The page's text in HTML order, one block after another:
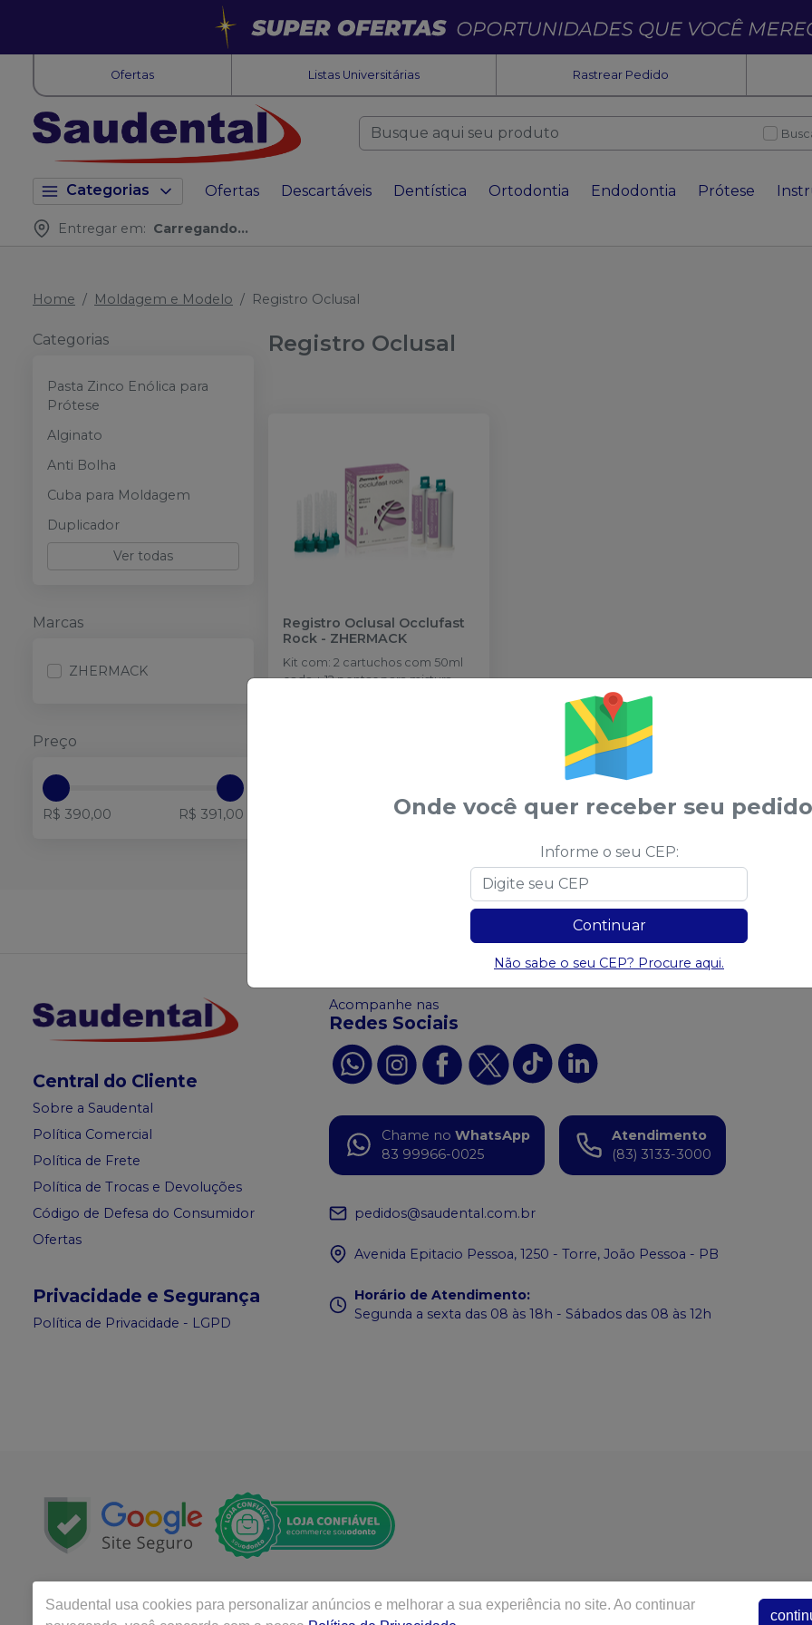
Ofertas Listas Universitárias Rastrear Pedido
Categorias Ofertas Descartáveis Dentística Ortodontia Endodontia Prótese
Entregar em: Carregando...
Home Moldagem e Modelo Registro Oclusal
Categorias
Pasta Zinco Enólica para
Prótese
Alginato
Anti Bolha
Cuba para Moldagem
Duplicador
Ver todas
Marcas
ZHERMACK
Preço
R$ 390,00 R$ 391,00
Registro Oclusal
Registro Oclusal Occlufast
Rock - ZHERMACK
Kit com: 2 cartuchos com 50ml
cada + 12 pontas para mistura.
Sugira para a
Central do Cliente
Sobre a Saudental
Política Comercial
Política de Frete
Política de Trocas e Devoluções
Código de Defesa do Consumidor
Ofertas
Privacidade e Segurança
Política de Privacidade - LGPD
Acompanhe nas
Redes Sociais
Chame no WhatsApp
83 99966-0025
Atendimento
(83) 3133-3000
pedidos@saudental.com.br
Avenida Epitacio Pessoa, 1250 - Torre, João Pessoa - PB
Horário de Atendimento:
Segunda a sexta das 08 às 18h - Sábados das 08 às 12h
Copyright © 2022 | Todos os direitos reservados | www.saudental.com.br | SAÚDE DENTAL COMERCIO E
Epitacio Pessoa, 1250 - Emp. Concorde Sala 109 - Torre -João Pessoa / PB - Cep 58040-000 | Autorizações de
Saudental usa cookies para personalizar anúncios e melhorar a sua experiência no site. Ao continuar
Onde você quer receber seu
Informe o seu CEP:
Continuar
Não sabe o seu CEP? Procure aqui.